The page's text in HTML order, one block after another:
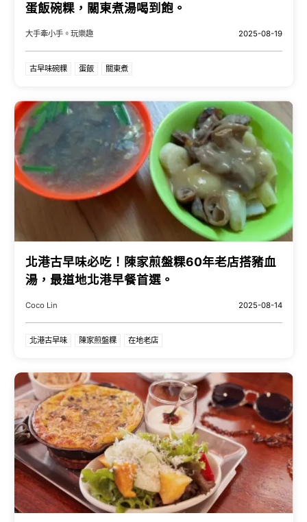
蛋飯碗粿，關東煮湯喝到飽。
大手牽小手。玩樂趣 2025-08-19
古早味碗粿 蛋飯 關東煮
北港古早味必吃！陳家煎盤粿60年老店搭豬血
湯，最道地北港早餐首選。
Coco Lin 2025-08-14
北港古早味 陳家煎盤粿 在地老店